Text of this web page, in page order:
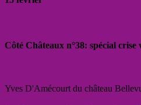
Côté Châteaux n°38: spécial
Yves D'Amécourt du château